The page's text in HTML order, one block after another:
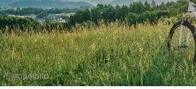
Symbolbild